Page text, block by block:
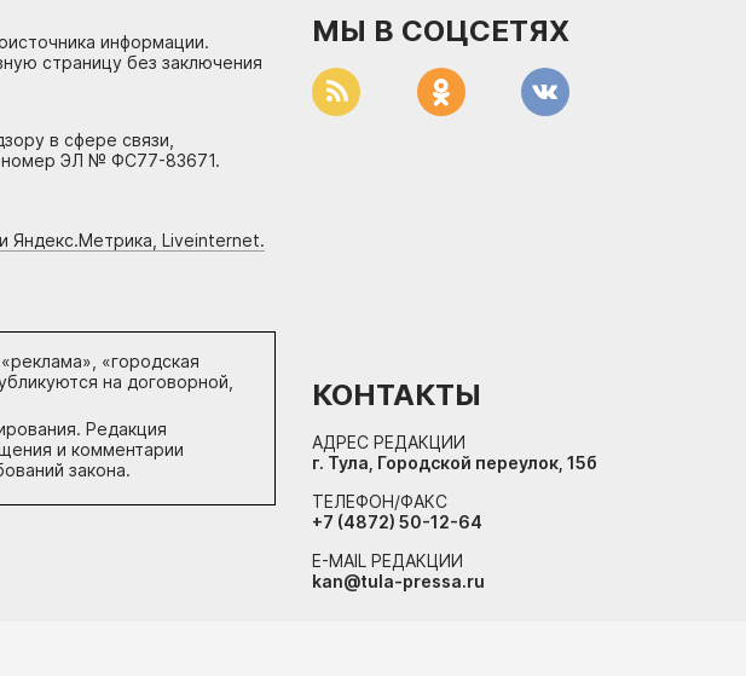
информации.
страницу без заключения
в сфере связи,
номер ЭЛ № ФС77-83671.
Яндекс.Метрика, Liveinternet.
«городская
на договорной,
Редакция
и комментарии
закона.
МЫ В СОЦСЕТЯХ
КОНТАКТЫ
АДРЕС РЕДАКЦИИ
г. Тула, Городской переулок, 15б
ТЕЛЕФОН/ФАКС
+7 (4872) 50-12-64
E-MAIL РЕДАКЦИИ
kan@tula-pressa.ru